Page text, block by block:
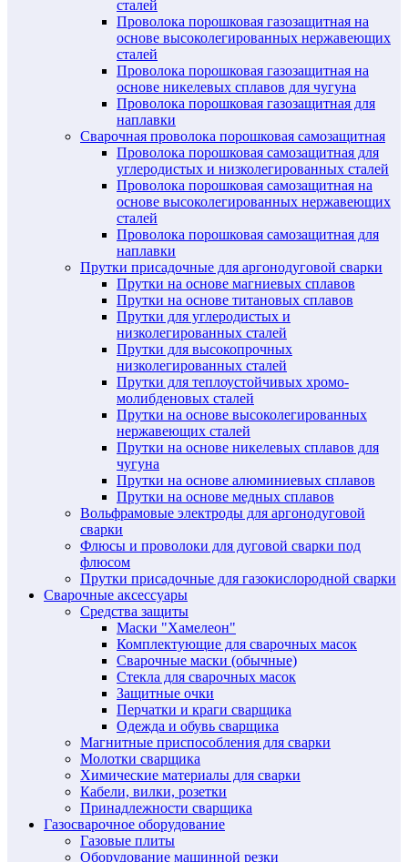
сталей
Проволока порошковая газозащитная на
основе высоколегированных нержавеющих
сталей
Проволока порошковая газозащитная на
основе никелевых сплавов для чугуна
Проволока порошковая газозащитная для
наплавки
Сварочная проволока порошковая самозащитная
Проволока порошковая самозащитная для
углеродистых и низколегированных сталей
Проволока порошковая самозащитная на
основе высоколегированных нержавеющих
сталей
Проволока порошковая самозащитная для
наплавки
Прутки присадочные для аргонодуговой сварки
Прутки на основе магниевых сплавов
Прутки на основе титановых сплавов
Прутки для углеродистых и
низколегированных сталей
Прутки для высокопрочных
низколегированных сталей
Прутки для теплоустойчивых хромо-
молибденовых сталей
Прутки на основе высоколегированных
нержавеющих сталей
Прутки на основе никелевых сплавов для
чугуна
Прутки на основе алюминиевых сплавов
Прутки на основе медных сплавов
Вольфрамовые электроды для аргонодуговой
сварки
Флюсы и проволоки для дуговой сварки под
флюсом
Прутки присадочные для газокислородной сварки
Сварочные аксессуары
Средства защиты
Маски "Хамелеон"
Комплектующие для сварочных масок
Сварочные маски (обычные)
Стекла для сварочных масок
Защитные очки
Перчатки и краги сварщика
Одежда и обувь сварщика
Магнитные приспособления для сварки
Молотки сварщика
Химические материалы для сварки
Кабели, вилки, розетки
Принадлежности сварщика
Газосварочное оборудование
Газовые плиты
Оборудование машинной резки